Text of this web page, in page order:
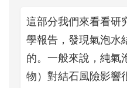
這部分我們來看看研
學報告，發現氣泡水
的。一般來說，純氣
物）對結石風險影響